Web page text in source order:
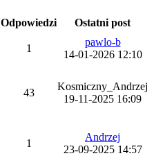
Odpowiedzi
Ostatni post
1
pawlo-b
14-01-2026 12:10
43
Kosmiczny_Andrzej
19-11-2025 16:09
1
Andrzej
23-09-2025 14:57